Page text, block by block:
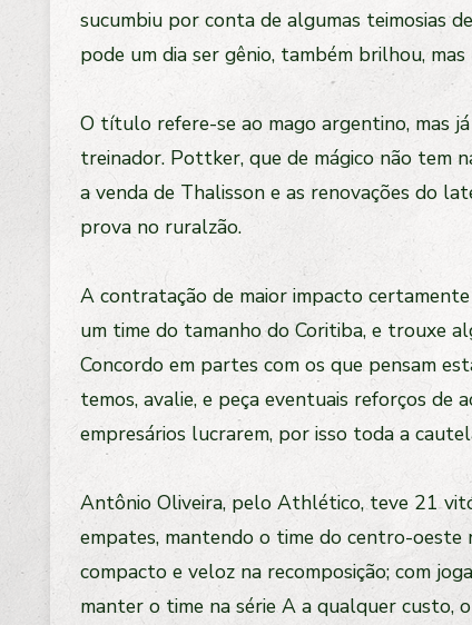
sucumbiu por conta de algumas teimosias
pode um dia ser gênio, também brilhou,
O título refere-se ao mago argentino, mas
treinador. Pottker, que de mágico não tem
a venda de Thalisson e as renovações do
prova no ruralzão.
A contratação de maior impacto
um time do tamanho do Coritiba, e trouxe
Concordo em partes com os que pensam
temos, avalie, e peça eventuais reforços
empresários lucrarem, por isso toda a
Antônio Oliveira, pelo Athlético, teve 21
empates, mantendo o time do centro-oeste
compacto e veloz na recomposição; com
manter o time na série A a qualquer custo,